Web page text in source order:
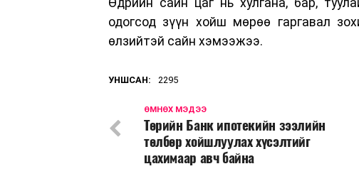
одогсод зүүн хойш мөрөө гаргавал
өлзийтэй сайн хэмээжээ.
УНШСАН: 2295
ӨМНӨХ МЭДЭЭ
Төрийн Банк ипотекийн зээлийн
төлбөр хойшлуулах хүсэлтийг
цахимаар авч байна